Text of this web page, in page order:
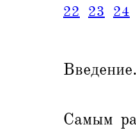
22 23 24
Самым